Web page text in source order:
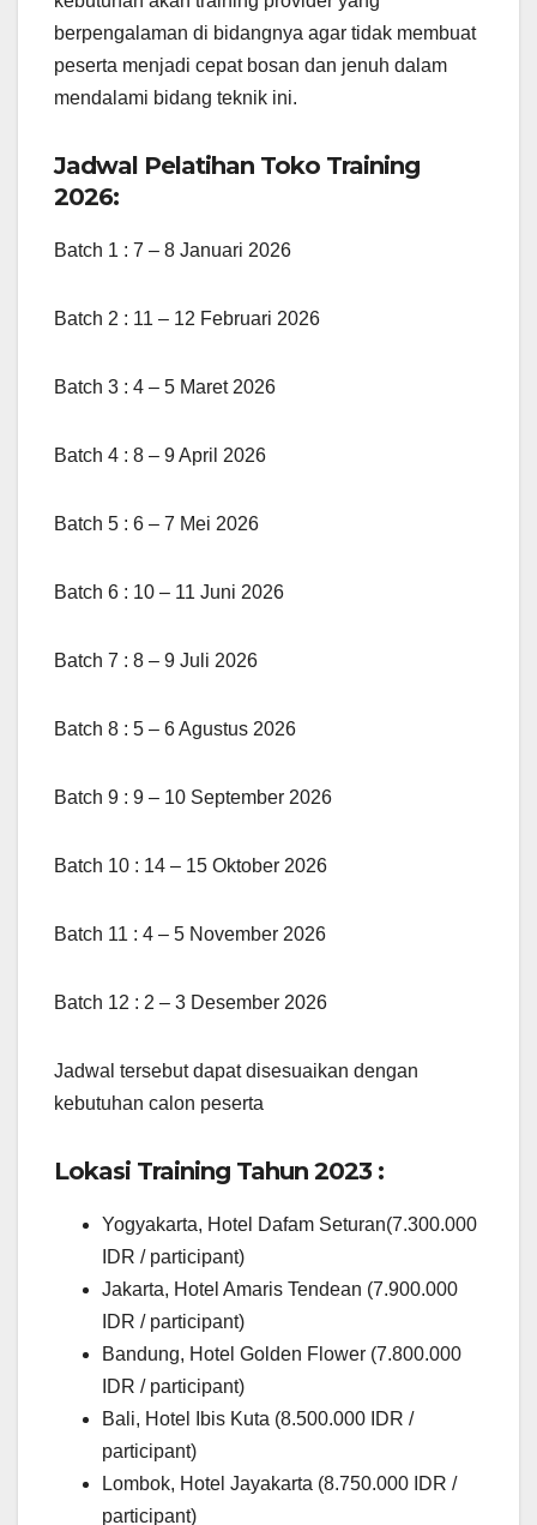
berpengalaman di bidangnya agar tidak membuat
peserta menjadi cepat bosan dan jenuh dalam
mendalami bidang teknik ini.
Jadwal Pelatihan Toko Training
2026:
Batch 1 : 7 – 8 Januari 2026
Batch 2 : 11 – 12 Februari 2026
Batch 3 : 4 – 5 Maret 2026
Batch 4 : 8 – 9 April 2026
Batch 5 : 6 – 7 Mei 2026
Batch 6 : 10 – 11 Juni 2026
Batch 7 : 8 – 9 Juli 2026
Batch 8 : 5 – 6 Agustus 2026
Batch 9 : 9 – 10 September 2026
Batch 10 : 14 – 15 Oktober 2026
Batch 11 : 4 – 5 November 2026
Batch 12 : 2 – 3 Desember 2026
Jadwal tersebut dapat disesuaikan dengan
kebutuhan calon peserta
Lokasi Training Tahun 2023 :
Yogyakarta, Hotel Dafam Seturan(7.300.000
IDR / participant)
Jakarta, Hotel Amaris Tendean (7.900.000
IDR / participant)
Bandung, Hotel Golden Flower (7.800.000
IDR / participant)
Bali, Hotel Ibis Kuta (8.500.000 IDR /
participant)
Lombok, Hotel Jayakarta (8.750.000 IDR /
participant)